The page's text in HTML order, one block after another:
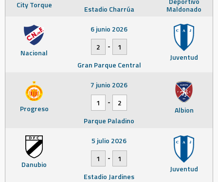
City Torque Maldonado
Estadio Charrúa
Nacional Juventud
6 junio 2026
2
-
1
Gran Parque Central
Progreso Albion
7 junio 2026
1
-
2
Parque Paladino
Danubio Juventud
5 julio 2026
1
-
1
Estadio Jardines